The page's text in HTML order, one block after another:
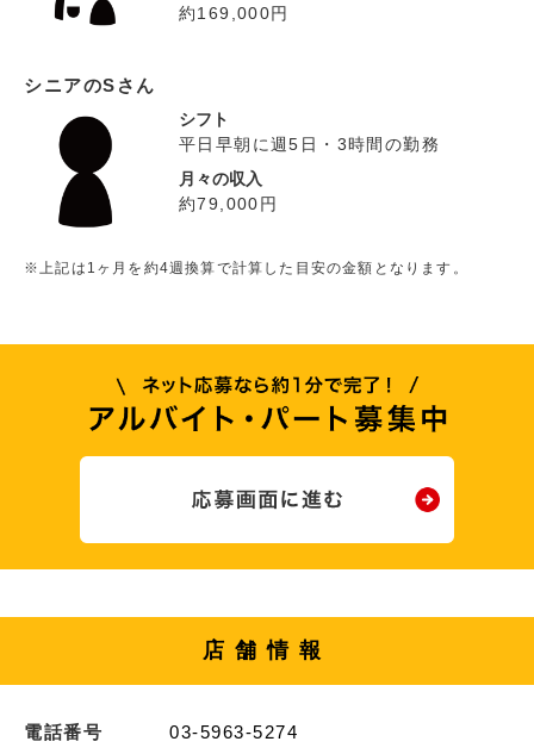
約169,000円
シニアのSさん
シフト
平日早朝に週5日・3時間の勤務
月々の収入
約79,000円
※上記は1ヶ月を約4週換算で計算した目安の金額となります。
店舗情報
電話番号 03-5963-5274